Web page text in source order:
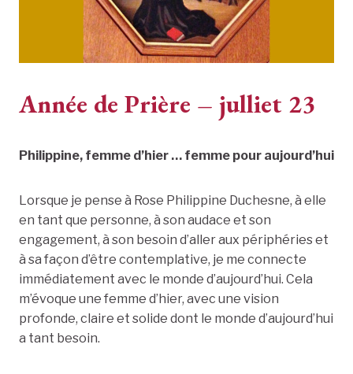
Année de Prière – julliet 23
Philippine, femme d’hier … femme pour aujourd’hui
Lorsque je pense à Rose Philippine Duchesne, à elle
en tant que personne, à son audace et son
engagement, à son besoin d’aller aux périphéries et
à sa façon d’être contemplative, je me connecte
immédiatement avec le monde d’aujourd’hui. Cela
m’évoque une femme d’hier, avec une vision
profonde, claire et solide dont le monde d’aujourd’hui
a tant besoin.